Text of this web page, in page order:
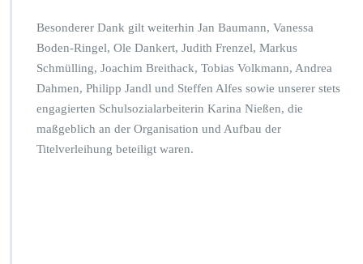
Besonderer Dank gilt weiterhin Jan Baumann, Vanessa
Boden-Ringel, Ole Dankert, Judith Frenzel, Markus
Schmülling, Joachim Breithack, Tobias Volkmann, Andrea
Dahmen, Philipp Jandl und Steffen Alfes sowie unserer stets
engagierten Schulsozialarbeiterin Karina Nießen, die
maßgeblich an der Organisation und Aufbau der
Titelverleihung beteiligt waren.